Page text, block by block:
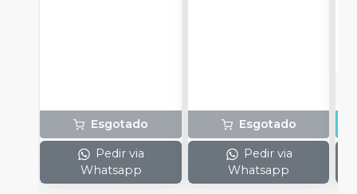
Esgotado
Pedir via
Whatsapp
Esgotado
Pedir via
Whatsapp